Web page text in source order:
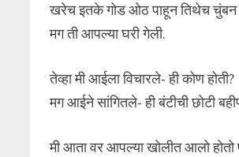
खरेच इतके गोड ओठ पाहून तिथेच चुंबन
मग ती आपल्या घरी गेली.
तेव्हा मी आईला विचारले- ही कोण होती?
मग आईने सांगितले- ही बंटीची छोटी
मी आता वर आपल्या खोलीत आलो होतो